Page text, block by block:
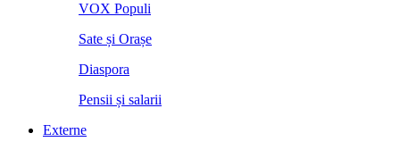
VOX Populi
Sate și Orașe
Diaspora
Pensii și salarii
Externe